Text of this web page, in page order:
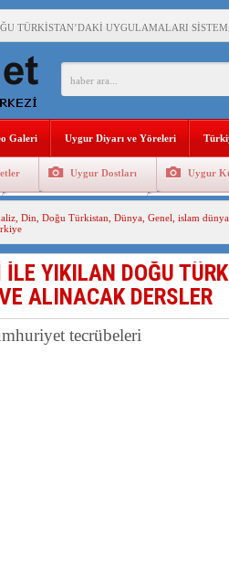
TÜRKİSTAN’DAKİ UYGULAMALARI
AKADEMİSİ BAŞKANI DOÇ.DR.KAAN : DOĞU
POLİTİKALARINI ÖVEN DİYANET
URUMÇİ KATLİAMI MESAJİ : 05.07.2009
“FETİHLER SULTANI
Galeri Uygur Diyarı ve Yöreleri
Uygur Dostları Uygur
Din Doğu Türkistan Dünya Genel islam
YIKILAN DOĞU
ALINACAK DERSLER